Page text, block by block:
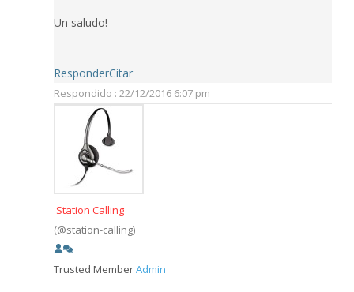
Un saludo!
ResponderCitar
Respondido : 22/12/2016 6:07 pm
Station Calling
(@station-calling)
Trusted MemberAdmin